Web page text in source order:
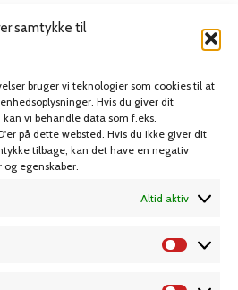
samtykke til
bruger vi teknologier som cookies til at
Hvis du giver dit
vi behandle data som f.eks.
på dette websted. Hvis du ikke giver dit
tilbage, kan det have en negativ
egenskaber.
Altid aktiv
Kontorartikler
Spil & lotteri
KUNDESERVICE
Handelsbetingelser